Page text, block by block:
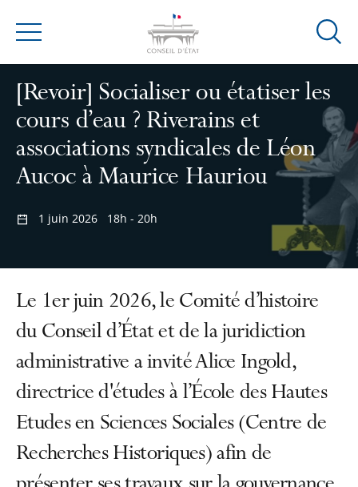
Menu
Ouvrir
de
[Revoir] Socialiser ou étatiser les
cours d’eau ? Riverains et
associations syndicales de Léon
Aucoc à Maurice Hauriou
1 juin 2026 18h - 20h
Le 1er juin 2026, le Comité d’histoire
du Conseil d’État et de la juridiction
administrative a invité Alice Ingold,
directrice d'études à l’École des Hautes
Etudes en Sciences Sociales (Centre de
Recherches Historiques) afin de